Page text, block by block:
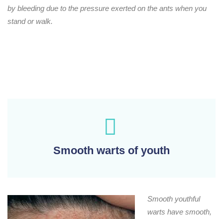
by bleeding due to the pressure exerted on the ants when you
stand or walk.
Smooth warts of youth
Smooth youthful
warts have smooth,